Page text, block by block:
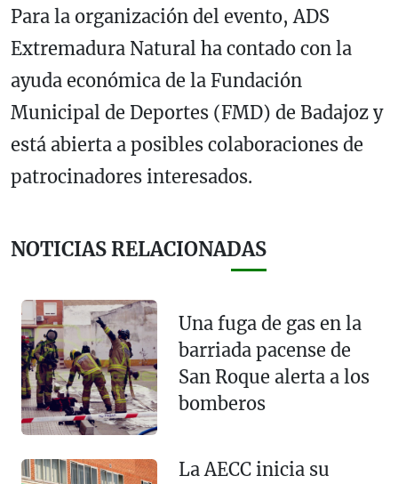
Para la organización del evento, ADS
Extremadura Natural ha contado con la
ayuda económica de la Fundación
Municipal de Deportes (FMD) de Badajoz y
está abierta a posibles colaboraciones de
patrocinadores interesados.
NOTICIAS RELACIONADAS
Una fuga de gas en la
barriada pacense de
San Roque alerta a los
bomberos
La AECC inicia su